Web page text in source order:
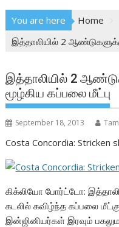
You are here
Home
இத்தாலியில் 2
இத்தாலியில் 2
மூழ்கிய கப்பலை மீட்பு
September 18, 2013
Costa Concordia: Stricken
கிக்லியோ போர்ட்டோ:
கடலில் கவிழ்ந்த கப்பலை
இன்ஜினியர்கள் இரவும்